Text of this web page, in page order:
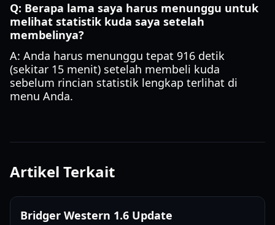
Q: Berapa lama saya harus menunggu untuk
melihat statistik kuda saya setelah
membelinya?
A: Anda harus menunggu tepat 916 detik
(sekitar 15 menit) setelah membeli kuda
sebelum rincian statistik lengkap terlihat di
menu Anda.
Artikel Terkait
Bridger Western 1.6 Update